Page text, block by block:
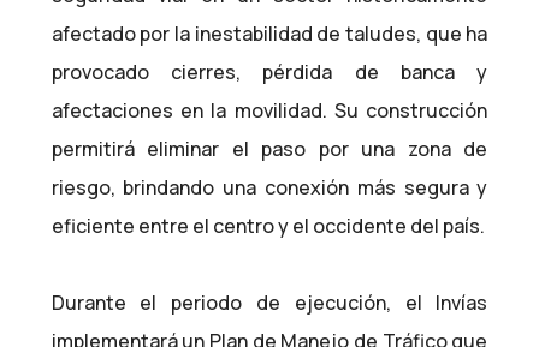
afectado por la inestabilidad de taludes, que ha
provocado cierres, pérdida de banca y
afectaciones en la movilidad. Su construcción
permitirá eliminar el paso por una zona de
riesgo, brindando una conexión más segura y
eficiente entre el centro y el occidente del país.
Durante el periodo de ejecución, el Invías
implementará un Plan de Manejo de Tráfico que